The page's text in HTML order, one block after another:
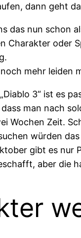
dann geht
das nun schon
Charakter oder
mehr leiden
3“ ist es
man nach
Wochen Zeit.
würden
gibt es nur
aber die